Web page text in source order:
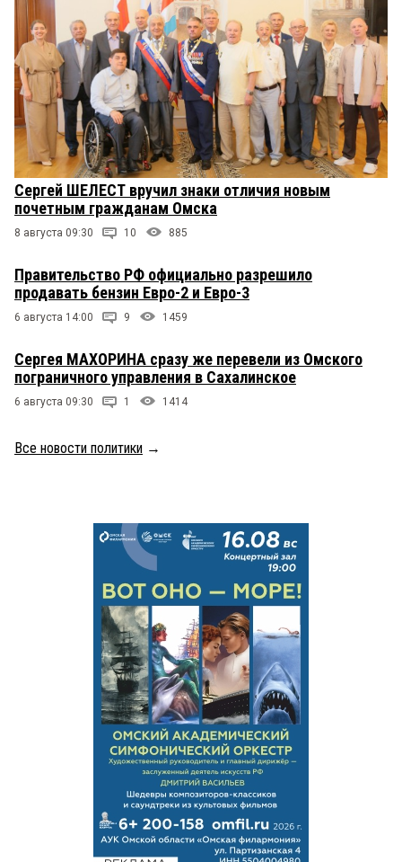
Сергей ШЕЛЕСТ вручил знаки отличия новым
почетным гражданам Омска
8 августа 09:30 10 885
Правительство РФ официально разрешило
продавать бензин Евро-2 и Евро-3
6 августа 14:00 9 1459
Сергея МАХОРИНА сразу же перевели из Омского
пограничного управления в Сахалинское
6 августа 09:30 1 1414
Все новости политики →